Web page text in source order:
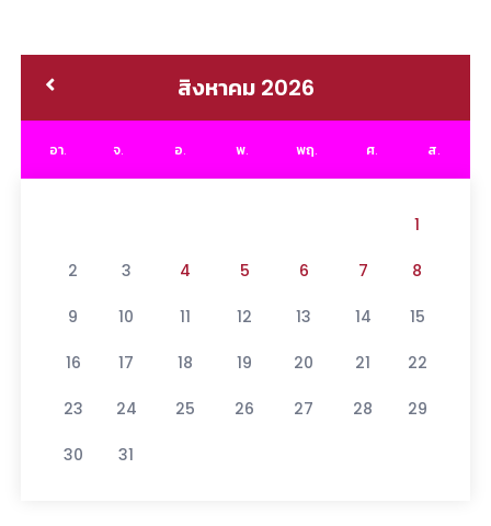
สิงหาคม 2026
อา. จ. อ. พ. พฤ. ศ. ส.
1
2 3 4 5 6 7 8
9 10 11 12 13 14 15
16 17 18 19 20 21 22
23 24 25 26 27 28 29
30 31